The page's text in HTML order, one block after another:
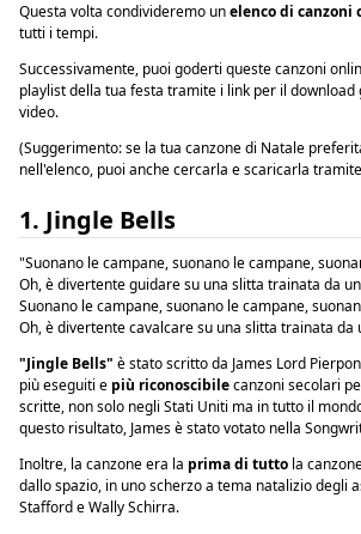
Questa volta condivideremo unelenco di canzoni
tutti i tempi.
Successivamente, puoi goderti queste canzoni
playlist della tua festa tramite i link per il
video.
(Suggerimento: se la tua canzone di Natale
nell'elenco, puoi anche cercarla e scaricarla
1. Jingle Bells
"Suonano le campane, suonano le campane,
Oh, è divertente guidare su una slitta trainata da
Suonano le campane, suonano le campane,
Oh, è divertente cavalcare su una slitta trainata da
"Jingle Bells" è stato scritto da James Lord
più eseguiti e più riconoscibilecanzoni secolari
scritte, non solo negli Stati Uniti ma in tutto il
questo risultato, James è stato votato nella
Inoltre, la canzone era la prima di tutto la
dallo spazio, in uno scherzo a tema natalizio degli
Stafford e Wally Schirra.